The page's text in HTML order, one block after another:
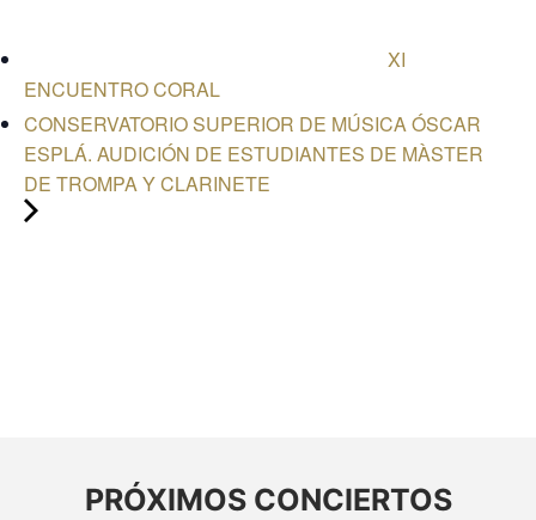
XI
ENCUENTRO CORAL
CONSERVATORIO SUPERIOR DE MÚSICA ÓSCAR
ESPLÁ. AUDICIÓN DE ESTUDIANTES DE MÀSTER
DE TROMPA Y CLARINETE
PRÓXIMOS CONCIERTOS